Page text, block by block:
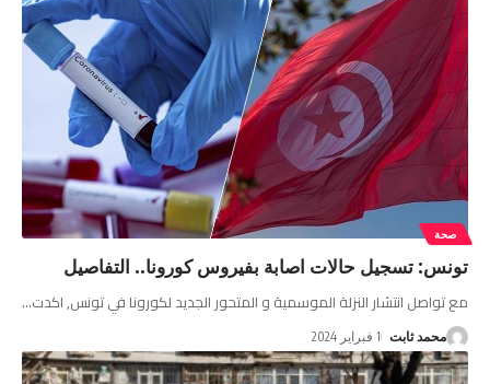
صحة
تونس: تسجيل حالات اصابة بفيروس كورونا.. التفاصيل
مع تواصل انتشار النزلة الموسمية و المتحور الجديد لكورونا في تونس, اكدت…
محمد ثابت 1 فبراير 2024